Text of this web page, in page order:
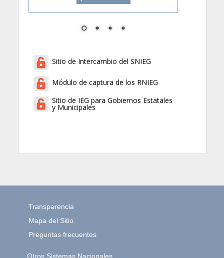
Sitio de Intercambio del SNIEG
Módulo de captura de los RNIEG
Sitio de IEG para Gobiernos Estatales
y Municipales
Transparencia
Mapa del Sitio
Preguntas frecuentes
Otros Sistemas Nacionales